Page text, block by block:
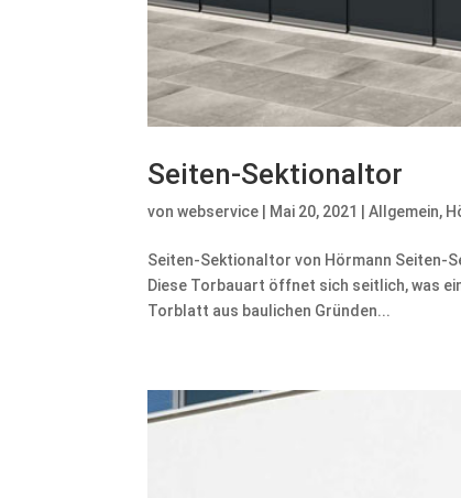
Seiten-Sektionaltor
vonwebservice Mai 20, 2021 |Allgemein,
Seiten-Sektionaltor von Hörmann Seiten-
Diese Torbauart öffnet sich seitlich, was
Torblatt aus baulichen Gründen...